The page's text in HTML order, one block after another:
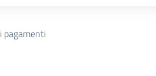
pagamenti